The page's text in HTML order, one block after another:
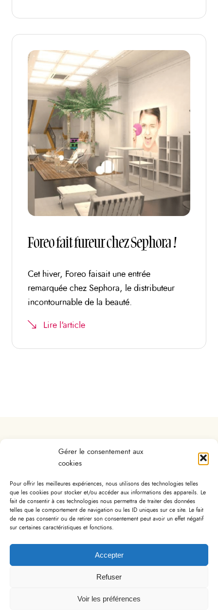
Gérer le consentement aux
cookies
Pour offrir les meilleures expériences, nous utilisons des technologies telles
que les cookies pour stocker et/ou accéder aux informations des appareils. Le
fait de consentir à ces technologies nous permettra de traiter des données
telles que le comportement de navigation ou les ID uniques sur ce site. Le fait
de ne pas consentir ou de retirer son consentement peut avoir un effet négatif
sur certaines caractéristiques et fonctions.
Accepter
Refuser
Voir les préférences
Foreo fait fureur chez Sephora !
Cet hiver, Foreo faisait une entrée
remarquée chez Sephora, le distributeur
incontournable de la beauté.
Lire l'article
Agence de Paris
223 boulevard Pereire, 75017 Paris
2 Ternes à 800m -
1 Porte Maillot à 500m -
C Neuilly Porte Maillot à 400m
RGPD